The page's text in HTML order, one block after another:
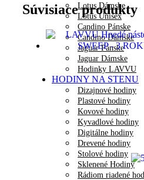
Lotus Dámske
Lotus Unisex
Candino Pánske
Candino Dámske
Jaguar Pánske
Jaguar Dámske
Hodinky LAVVU
HODINY NA STENU
Dizajnové hodiny
Plastové hodiny
Kovové hodiny
Kyvadlové hodiny
Digitálne hodiny
Drevené hodiny
Stolové hodiny
Sklenené Hodiny
Rádiom riadené
Súvisiace produkty